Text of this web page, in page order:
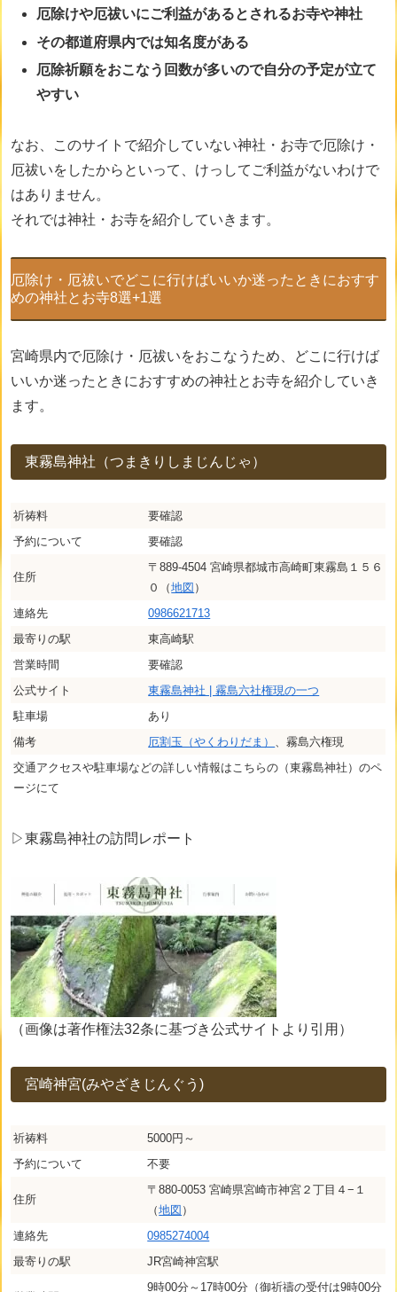
厄除けや厄祓いにご利益があるとされるお寺や神社
その都道府県内では知名度がある
厄除祈願をおこなう回数が多いので自分の予定が立て
やすい
なお、このサイトで紹介していない神社・お寺で厄除け・
厄祓いをしたからといって、けっしてご利益がないわけで
はありません。
それでは神社・お寺を紹介していきます。
厄除け・厄祓いでどこに行けばいいか迷ったときにおすす
めの神社とお寺8選+1選
宮崎県内で厄除け・厄祓いをおこなうため、どこに行けば
いいか迷ったときにおすすめの神社とお寺を紹介していき
ます。
東霧島神社（つまきりしまじんじゃ）
祈祷料
要確認
予約について
要確認
住所
〒889-4504 宮崎県都城市高崎町東霧島１５６
０（地図 ）
連絡先
0986621713
最寄りの駅
東高崎駅
営業時間
要確認
公式サイト
東霧島神社 | 霧島六社権現の一つ
駐車場
あり
備考
厄割玉（やくわりだま）
、霧島六権現
交通アクセスや駐車場などの詳しい情報はこちらの（東霧島神社）のペ
ージにて
▷東霧島神社の訪問レポート
（画像は著作権法32条に基づき公式サイトより引用）
宮崎神宮(みやざきじんぐう)
祈祷料
5000円～
予約について
不要
住所
〒880-0053 宮崎県宮崎市神宮２丁目４−１
（地図 ）
連絡先
0985274004
最寄りの駅
JR宮崎神宮駅
9時00分～17時00分（御祈禱の受付は9時00分